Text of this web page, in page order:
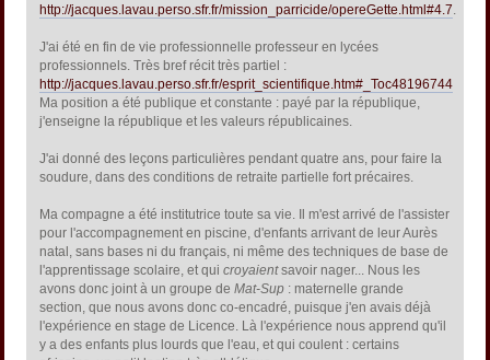
http://jacques.lavau.perso.sfr.fr/mission_parricide/opereGette.html#4.7.
J'ai été en fin de vie professionnelle professeur en lycées
professionnels. Très bref récit très partiel :
http://jacques.lavau.perso.sfr.fr/esprit_scientifique.htm#_Toc48196744
Ma position a été publique et constante : payé par la république,
j'enseigne la république et les valeurs républicaines.
J'ai donné des leçons particulières pendant quatre ans, pour faire la
soudure, dans des conditions de retraite partielle fort précaires.
Ma compagne a été institutrice toute sa vie. Il m'est arrivé de l'assister
pour l'accompagnement en piscine, d'enfants arrivant de leur Aurès
natal, sans bases ni du français, ni même des techniques de base de
l'apprentissage scolaire, et quicroyaientsavoir nager... Nous les
avons donc joint à un groupe deMat-Sup : maternelle grande
section, que nous avons donc co-encadré, puisque j'en avais déjà
l'expérience en stage de Licence. Là l'expérience nous apprend qu'il
y a des enfants plus lourds que l'eau, et qui coulent : certains